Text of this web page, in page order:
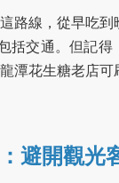
路線，從早吃到
括交通。但記得
潭花生糖老店可
避開觀光